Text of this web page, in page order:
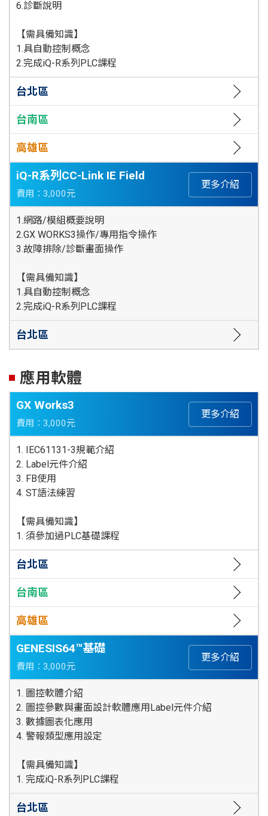
6.診斷說明
【需具備知識】
1.具自動控制概念
2.完成iQ-R系列PLC課程
台北區
台南區
高雄區
iQ-R系列CC-Link IE Field
費用：3,000元
更多介紹
1.網路/模組概要說明
2.GX WORKS3操作/專用指令操作
3.故障排除/診斷畫面操作
【需具備知識】
1.具自動控制概念
2.完成iQ-R系列PLC課程
台北區
應用軟體
GX Works3
費用：3,000元
更多介紹
1. IEC61131-3規範介紹
2. Label元件介紹
3. FB使用
4. ST語法練習
【需具備知識】
1. 須參加過PLC基礎課程
台北區
台南區
高雄區
GENESIS64™基礎
費用：3,000元
更多介紹
1. 圖控軟體介紹
2. 圖控參數與畫面設計軟體應用Label元件介紹
3. 數據圖表化應用
4. 警報類型應用設定
【需具備知識】
1. 完成iQ-R系列PLC課程
台北區